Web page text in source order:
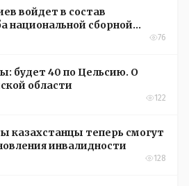
войдет в состав
национальной сборной
76
будет 40 по Цельсию. О
области
122
казахстанцы теперь смогут
инвалидности
128